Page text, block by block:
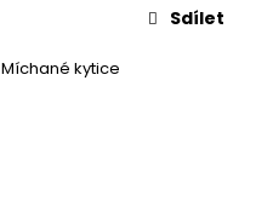
Míchané kytice
Sdílet